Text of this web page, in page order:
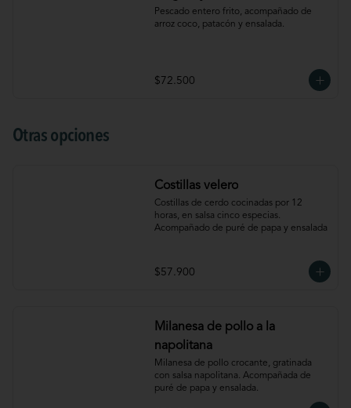
Pescado entero frito, acompañado de
arroz coco, patacón y ensalada.
$72.500
Otras opciones
Costillas velero
Costillas de cerdo cocinadas por 12
horas, en salsa cinco especias.
Acompañado de puré de papa y ensalada
$57.900
Milanesa de pollo a la
napolitana
Milanesa de pollo crocante, gratinada
con salsa napolitana. Acompañada de
puré de papa y ensalada.